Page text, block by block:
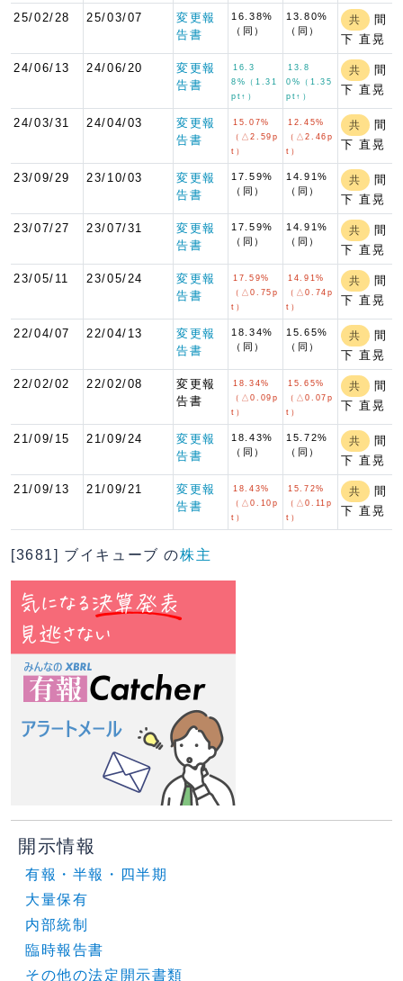
25/02/28 25/03/07
変更報
告書
16.38%
（同）
13.80%
（同）
共
間
下 直晃
24/06/13 24/06/20
変更報
告書
16.3
8%（1.31
pt↑）
13.8
0%（1.35
pt↑）
共
間
下 直晃
24/03/31 24/04/03
変更報
告書
15.07%
（△2.59p
t）
12.45%
（△2.46p
t）
共
間
下 直晃
23/09/29 23/10/03
変更報
告書
17.59%
（同）
14.91%
（同）
共
間
下 直晃
23/07/27 23/07/31
変更報
告書
17.59%
（同）
14.91%
（同）
共
間
下 直晃
23/05/11 23/05/24
変更報
告書
17.59%
（△0.75p
t）
14.91%
（△0.74p
t）
共
間
下 直晃
22/04/07 22/04/13
変更報
告書
18.34%
（同）
15.65%
（同）
共
間
下 直晃
22/02/02 22/02/08
変更報
告書
18.34%
（△0.09p
t）
15.65%
（△0.07p
t）
共
間
下 直晃
21/09/15 21/09/24
変更報
告書
18.43%
（同）
15.72%
（同）
共
間
下 直晃
21/09/13 21/09/21
変更報
告書
18.43%
（△0.10p
t）
15.72%
（△0.11p
t）
共
間
下 直晃
[3681] ブイキューブ の株主
開示情報
有報・半報・四半期
大量保有
内部統制
臨時報告書
その他の法定開示書類